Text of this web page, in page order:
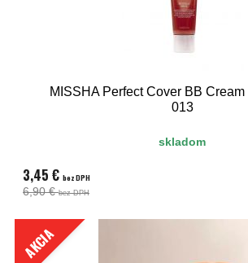
MISSHA Perfect Cover BB
013
skladom
3,45 € bez DPH
6,90 €bez DPH
AKCIA